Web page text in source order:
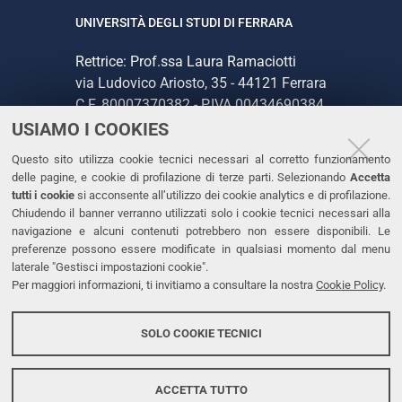
USIAMO I COOKIES
Questo sito utilizza cookie tecnici necessari al corretto funzionamento
delle pagine, e cookie di profilazione di terze parti. Selezionando Accetta
tutti i cookiesi acconsente all’utilizzo dei cookie analytics e di profilazione.
Chiudendo il banner verranno utilizzati solo i cookie tecnici necessari alla
navigazione e alcuni contenuti potrebbero non essere disponibili. Le
preferenze possono essere modificate in qualsiasi momento dal menu
laterale "Gestisci impostazioni cookie".
Per maggiori informazioni, ti invitiamo a consultare la nostra Cookie Policy.
SOLO COOKIE TECNICI
ACCETTA TUTTO
UNIVERSITÀ DEGLI STUDI DI FERRARA
Rettrice: Prof.ssa Laura Ramaciotti
via Ludovico Ariosto, 35 - 44121 Ferrara
C.F. 80007370382 - P.IVA 00434690384
CONTATTI
Tel. +39 0532 293111
Fax. +39 0532 293031
PEC
LINKS
Accessibilità
Protezione dati personali